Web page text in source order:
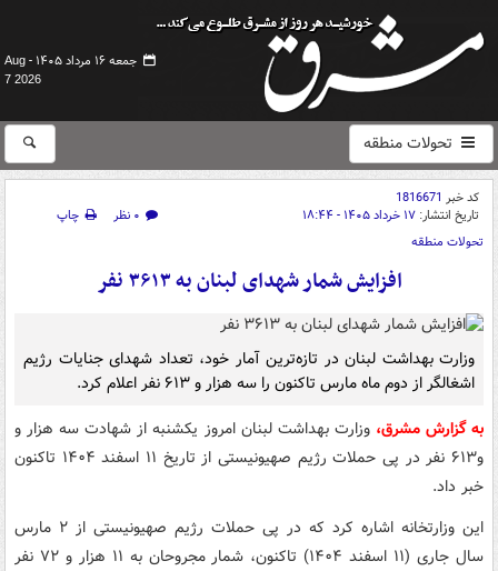
جمعه ۱۶ مرداد ۱۴۰۵ -
Aug
7 2026
تحولات منطقه
کد خبر 1816671
تاریخ انتشار: ۱۷ خرداد ۱۴۰۵ - ۱۸:۴۴ ۰ نظر
چاپ
تحولات منطقه
افزایش شمار شهدای لبنان به ۳۶۱۳ نفر
وزارت بهداشت لبنان در تازه‌ترین آمار خود، تعداد شهدای جنایات رژیم
اشغالگر از دوم ماه مارس تاکنون را سه هزار و ۶۱۳ نفر اعلام کرد.
به گزارش مشرق، وزارت بهداشت لبنان امروز یکشنبه از شهادت سه هزار و
و۶۱۳ نفر در پی حملات رژیم صهیونیستی از تاریخ ۱۱ اسفند ۱۴۰۴ تاکنون
خبر داد.
این وزارتخانه اشاره کرد که در پی حملات رژیم صهیونیستی از ۲ مارس
سال جاری (۱۱ اسفند ۱۴۰۴) تاکنون، شمار مجروحان به ۱۱ هزار و ۷۲ نفر